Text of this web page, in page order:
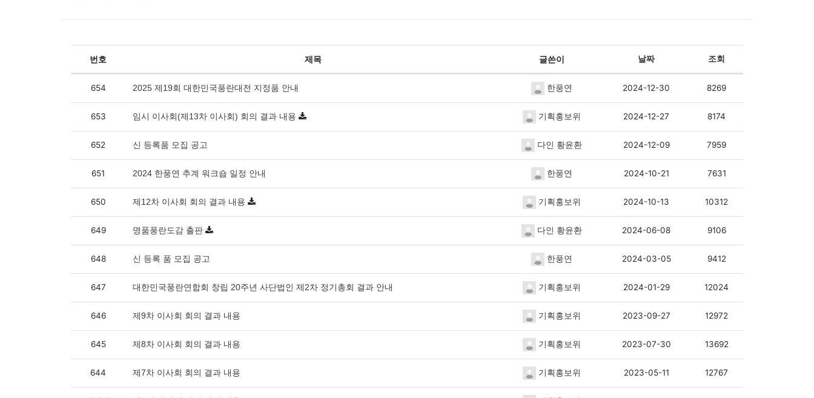
번호 제목 글쓴이 날짜 조회
654 2025 제19회 대한민국풍란대전 지정품 안내 한풍연 2024-12-30 8269
653 임시 이사회(제13차 이사회) 회의 결과 내용 기획홍보위 2024-12-27 8174
652 신 등록품 모집 공고 다인 황윤환 2024-12-09 7959
651 2024 한풍연 추계 워크숍 일정 안내 한풍연 2024-10-21 7631
650 제12차 이사회 회의 결과 내용 기획홍보위 2024-10-13 10312
649 명품풍란도감 출판 다인 황윤환 2024-06-08 9106
648 신 등록 품 모집 공고 한풍연 2024-03-05 9412
647 대한민국풍란연합회 창립 20주년 사단법인 제2차 정기총회 결과 안내 기획홍보위 2024-01-29 12024
646 제9차 이사회 회의 결과 내용 기획홍보위 2023-09-27 12972
645 제8차 이사회 회의 결과 내용 기획홍보위 2023-07-30 13692
644 제7차 이사회 회의 결과 내용 기획홍보위 2023-05-11 12767